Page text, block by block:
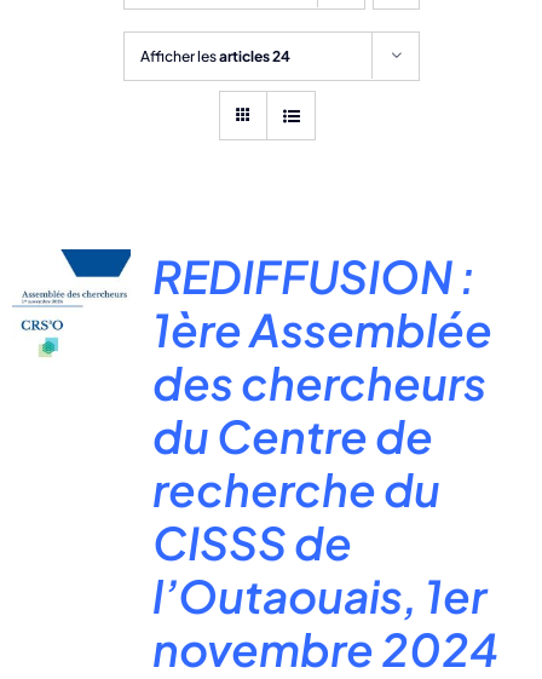
Afficher lesarticles 24
REDIFFUSION :
1ère Assemblée
des chercheurs
du Centre de
recherche du
CISSS de
l’Outaouais, 1er
novembre 2024